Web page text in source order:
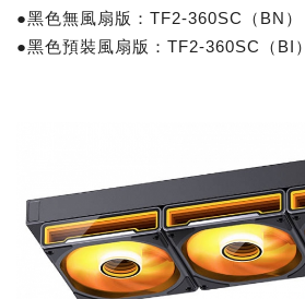
●黑色無風扇版：TF2-360SC（BN）
●黑色預裝風扇版：TF2-360SC（BI）